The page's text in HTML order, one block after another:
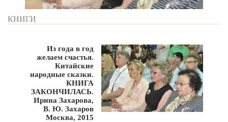
КНИГИ
Из года в год
желаем счастья.
Китайские
народные сказки.
КНИГА
ЗАКОНЧИЛАСЬ.
Ирина Захарова,
В. Ю. Захаров
Москва, 2015